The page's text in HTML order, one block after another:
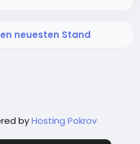
neuesten Stand
byHosting Pokrov